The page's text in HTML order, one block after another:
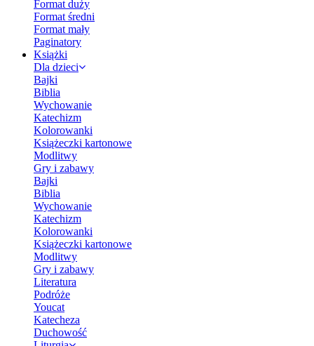
Format duży
Format średni
Format mały
Paginatory
Książki
Dla dzieci
Bajki
Biblia
Wychowanie
Katechizm
Kolorowanki
Książeczki kartonowe
Modlitwy
Gry i zabawy
Bajki
Biblia
Wychowanie
Katechizm
Kolorowanki
Książeczki kartonowe
Modlitwy
Gry i zabawy
Literatura
Podróże
Youcat
Katecheza
Duchowość